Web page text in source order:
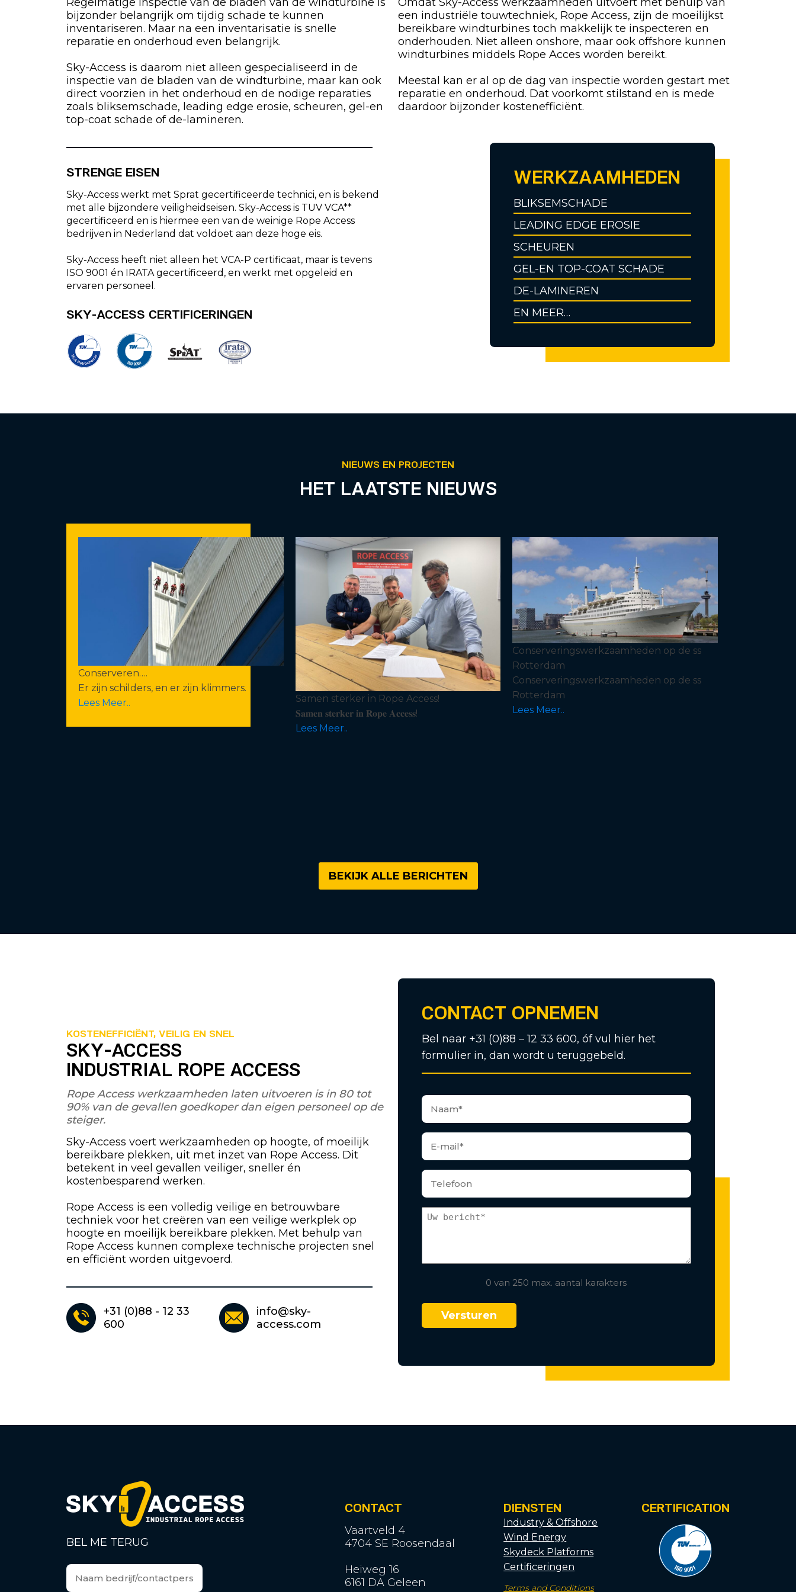
bijzonder belangrijk om tijdig schade te kunnen
inventariseren. Maar na een inventarisatie is snelle
reparatie en onderhoud even belangrijk.
Sky-Access is daarom niet alleen gespecialiseerd in de
inspectie van de bladen van de windturbine, maar kan ook
direct voorzien in het onderhoud en de nodige reparaties
zoals bliksemschade, leading edge erosie, scheuren, gel-en
top-coat schade of de-lamineren.
STRENGE EISEN
Sky-Access werkt met Sprat gecertificeerde technici, en is bekend
met alle bijzondere veiligheidseisen. Sky-Access is TUV VCA**
gecertificeerd en is hiermee een van de weinige Rope Access
bedrijven in Nederland dat voldoet aan deze hoge eis.
Sky-Access heeft niet alleen het VCA-P certificaat, maar is tevens
ISO 9001 én IRATA gecertificeerd, en werkt met opgeleid en
ervaren personeel.
SKY-ACCESS CERTIFICERINGEN
een industriële touwtechniek, Rope Access, zijn de moeilijkst
bereikbare windturbines toch makkelijk te inspecteren en
onderhouden. Niet alleen onshore, maar ook offshore kunnen
windturbines middels Rope Acces worden bereikt.
Meestal kan er al op de dag van inspectie worden gestart met
reparatie en onderhoud. Dat voorkomt stilstand en is mede
daardoor bijzonder kostenefficiënt.
WERKZAAMHEDEN
BLIKSEMSCHADE
LEADING EDGE EROSIE
SCHEUREN
GEL-EN TOP-COAT SCHADE
DE-LAMINEREN
EN MEER…
NIEUWS EN PROJECTEN
HET LAATSTE NIEUWS
Conserveren….
Er zijn schilders, en er zijn klimmers.
Lees Meer..
Samen sterker in Rope Access!
𝐒𝐚𝐦𝐞𝐧 𝐬𝐭𝐞𝐫𝐤𝐞𝐫 𝐢𝐧 𝐑𝐨𝐩𝐞 𝐀𝐜𝐜𝐞𝐬𝐬!
Lees Meer..
Conserveringswerkzaamheden op de ss
Rotterdam
Conserveringswerkzaamheden op de ss
Rotterdam
Lees Meer..
BEKIJK ALLE BERICHTEN
KOSTENEFFICIËNT, VEILIG EN SNEL
SKY-ACCESS
INDUSTRIAL ROPE ACCESS
Rope Access werkzaamheden laten uitvoeren is in 80 tot
90% van de gevallen goedkoper dan eigen personeel op de
steiger.
Sky-Access voert werkzaamheden op hoogte, of moeilijk
bereikbare plekken, uit met inzet van Rope Access. Dit
betekent in veel gevallen veiliger, sneller én
kostenbesparend werken.
Rope Access is een volledig veilige en betrouwbare
techniek voor het creëren van een veilige werkplek op
hoogte en moeilijk bereikbare plekken. Met behulp van
Rope Access kunnen complexe technische projecten snel
en efficiënt worden uitgevoerd.
+31 (0)88 - 12 33
600
info@sky-
access.com
CONTACT OPNEMEN
Bel naar +31 (0)88 – 12 33 600, óf vul hier het
formulier in, dan wordt u teruggebeld.
0 van 250 max. aantal karakters
BEL ME TERUG
CONTACT
Vaartveld 4
4704 SE Roosendaal
Heiweg 16
6161 DA Geleen
DIENSTEN
Industry & Offshore
Wind Energy
Skydeck Platforms
Certificeringen
Terms and Conditions
CERTIFICATION